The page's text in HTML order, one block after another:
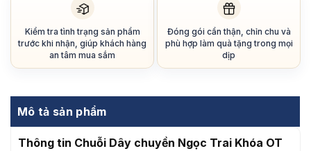
Kiểm tra tình trạng sản phẩm
trước khi nhận, giúp khách hàng
an tâm mua sắm
Đóng gói cẩn thận, chỉn chu và
phù hợp làm quà tặng trong mọi
dịp
Mô tả sản phẩm
Thông tin Chuỗi Dây chuyền Ngọc Trai Khóa OT